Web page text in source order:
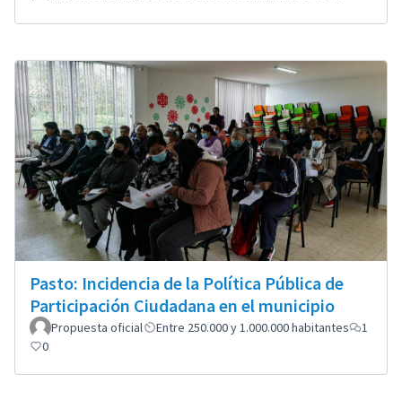
Pasto: Incidencia de la Política Pública de
Participación Ciudadana en el municipio
Propuesta oficial Entre 250.000 y 1.000.000 habitantes
1
0